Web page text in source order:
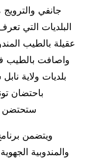
جانفي
البلديات التي
عقيلة بالطيب
واصافت بالطيب
بلديات ولاية
ستحتضن
ويتضمن
والمندوبية